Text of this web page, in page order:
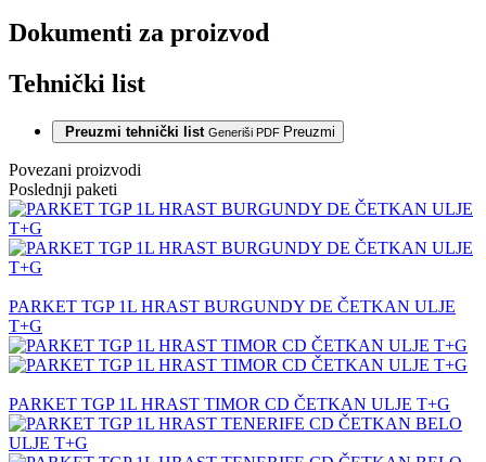
Dokumenti za proizvod
Tehnički list
Preuzmi tehnički list Generiši PDF Preuzmi
Povezani proizvodi
Poslednji paketi
PARKET TGP 1L HRAST BURGUNDY DE ČETKAN ULJE
T+G
PARKET TGP 1L HRAST TIMOR CD ČETKAN ULJE T+G